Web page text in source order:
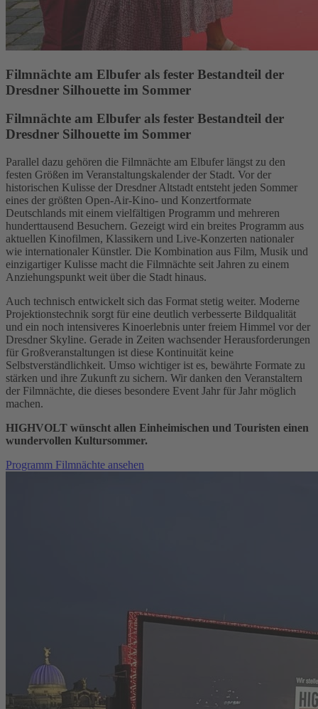
Filmnächte am Elbufer als fester Bestandteil der
Dresdner Silhouette im Sommer
Filmnächte am Elbufer als fester Bestandteil der
Dresdner Silhouette im Sommer
Parallel dazu gehören die Filmnächte am Elbufer längst zu den
festen Größen im Veranstaltungskalender der Stadt. Vor der
historischen Kulisse der Dresdner Altstadt entsteht jeden Sommer
eines der größten Open-Air-Kino- und Konzertformate
Deutschlands mit einem vielfältigen Programm und mehreren
hunderttausend Besuchern. Gezeigt wird ein breites Programm aus
aktuellen Kinofilmen, Klassikern und Live-Konzerten nationaler
wie internationaler Künstler. Die Kombination aus Film, Musik und
einzigartiger Kulisse macht die Filmnächte seit Jahren zu einem
Anziehungspunkt weit über die Stadt hinaus.
Auch technisch entwickelt sich das Format stetig weiter. Moderne
Projektionstechnik sorgt für eine deutlich verbesserte Bildqualität
und ein noch intensiveres Kinoerlebnis unter freiem Himmel vor der
Dresdner Skyline. Gerade in Zeiten wachsender Herausforderungen
für Großveranstaltungen ist diese Kontinuität keine
Selbstverständlichkeit. Umso wichtiger ist es, bewährte Formate zu
stärken und ihre Zukunft zu sichern. Wir danken den Veranstaltern
der Filmnächte, die dieses besondere Event Jahr für Jahr möglich
machen.
HIGHVOLT wünscht allen Einheimischen und Touristen einen
wundervollen Kultursommer.
Programm Filmnächte ansehen